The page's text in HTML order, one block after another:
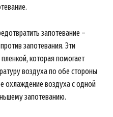
запотевание –
запотевания. Эти
которая помогает
воздуха по обе стороны
охлаждение воздуха с одной
запотеванию.